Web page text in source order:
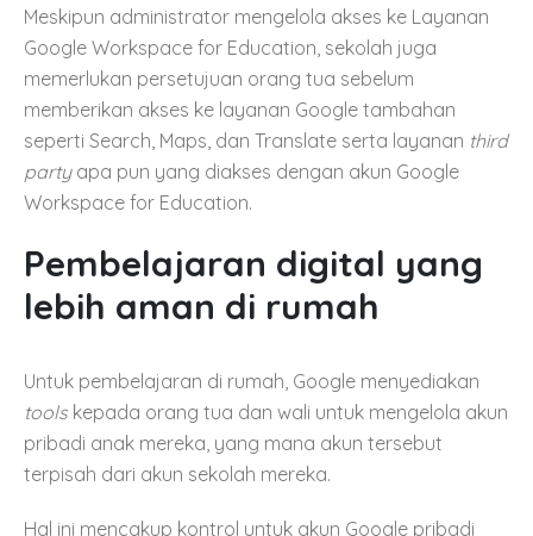
Meskipun administrator mengelola akses ke Layanan
Google Workspace for Education, sekolah juga
memerlukan persetujuan orang tua sebelum
memberikan akses ke layanan Google tambahan
seperti Search, Maps, dan Translate serta layanan third
partyapa pun yang diakses dengan akun Google
Workspace for Education.
Pembelajaran digital yang
lebih aman di rumah
Untuk pembelajaran di rumah, Google menyediakan
tools kepada orang tua dan wali untuk mengelola akun
pribadi anak mereka, yang mana akun tersebut
terpisah dari akun sekolah mereka.
Hal ini mencakup kontrol untuk akun Google pribadi